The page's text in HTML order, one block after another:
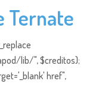
Ternate
lib/", $creditos);
href",